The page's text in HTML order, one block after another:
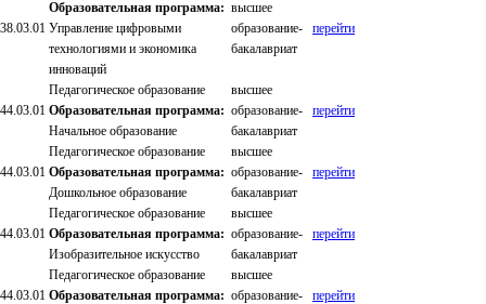
38.03.01
Образовательная программа:
Управление цифровыми
технологиями и экономика
инноваций
высшее
образование-
бакалавриат
перейти
44.03.01
Педагогическое образование
Образовательная программа:
Начальное образование
высшее
образование-
бакалавриат
перейти
44.03.01
Педагогическое образование
Образовательная программа:
Дошкольное образование
высшее
образование-
бакалавриат
перейти
44.03.01
Педагогическое образование
Образовательная программа:
Изобразительное искусство
высшее
образование-
бакалавриат
перейти
44.03.01
Педагогическое образование
Образовательная программа:
высшее
образование-
перейти